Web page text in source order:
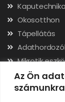
Az Ön
számunkra
Kaputechnika
Okosotthon
Tápellátás
Mikrotik
Hálózati
Szerszámok